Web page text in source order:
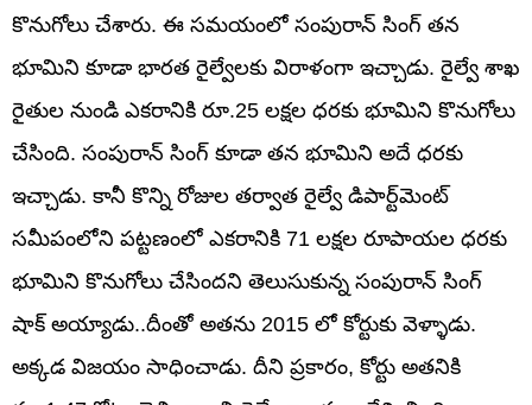
కొనుగోలు చేశారు. ఈ సమయంలో సంపురాన్‌ సింగ్ తన
భూమిని కూడా భారత రైల్వేలకు విరాళంగా ఇచ్చాడు. రైల్వే శాఖ
రైతుల నుండి ఎకరానికి రూ.25 లక్షల ధరకు భూమిని కొనుగోలు
చేసింది. సంపురాన్‌ సింగ్ కూడా తన భూమిని అదే ధరకు
ఇచ్చాడు. కానీ కొన్ని రోజుల తర్వాత రైల్వే డిపార్ట్‌మెంట్
సమీపంలోని పట్టణంలో ఎకరానికి 71 లక్షల రూపాయల ధరకు
భూమిని కొనుగోలు చేసిందని తెలుసుకున్న సంపురాన్‌ సింగ్‌
షాక్‌ అయ్యాడు..దీంతో అతను 2015 లో కోర్టుకు వెళ్ళాడు.
అక్కడ విజయం సాధించాడు. దీని ప్రకారం, కోర్టు అతనికి